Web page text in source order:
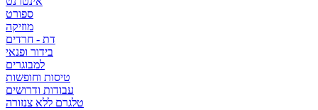
ספורט
מוזיקה
דת - חרדים
בידור ופנאי
למבוגרים
טיסות וחופשות
עבודות ודרושים
טלגרם ללא צנזורה